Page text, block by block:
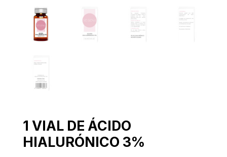
1 VIAL DE ÁCIDO
HIALURÓNICO 3%